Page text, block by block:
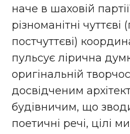
наче в шаховій
різноманітні чуттєві
постчуттєві)
пульсує лірична
оригінальній
досвідченим
будівничим, що
поетичні речі, цілі